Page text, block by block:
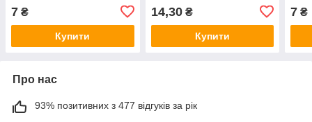
7 ₴
Купити
14,30₴
Купити
7 ₴
Про нас
93% позитивних з 477 відгуків за рік